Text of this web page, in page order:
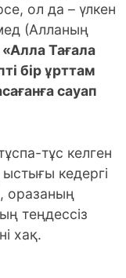
ол да – үлкен
(Алланың
«Алла Тағала
бір ұрттам
сауап
тұс келген
кедергі
оразаның
теңдессіз
хақ.